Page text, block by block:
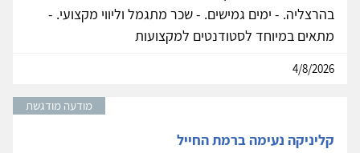
בהרצליה. - ימים גמישים. - שכר מתגמל וליווי מקצועי. -
מתאים במיוחד לסטודנטים למקצועות
4/8/2026
מודעה מודגשת
קליניקה נעימה ברמת החייל